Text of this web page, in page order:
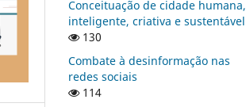
Conceituação de cidade humana,
inteligente, criativa e sustentável
130
Combate à desinformação nas
redes sociais
114